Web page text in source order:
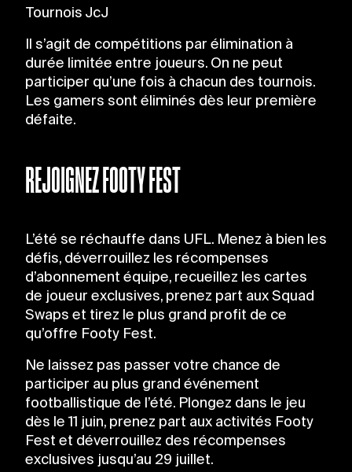
Tournois JcJ
Il s’agit de compétitions par élimination à
durée limitée entre joueurs. On ne peut
participer qu’une fois à chacun des tournois.
Les gamers sont éliminés dès leur première
défaite.
REJOIGNEZ FOOTY FEST
L’été se réchauffe dans UFL. Menez à bien les
défis, déverrouillez les récompenses
d’abonnement équipe, recueillez les cartes
de joueur exclusives, prenez part aux Squad
Swaps et tirez le plus grand profit de ce
qu’offre Footy Fest.
Ne laissez pas passer votre chance de
participer au plus grand événement
footballistique de l’été. Plongez dans le jeu
dès le 11 juin, prenez part aux activités Footy
Fest et déverrouillez des récompenses
exclusives jusqu’au 29 juillet.